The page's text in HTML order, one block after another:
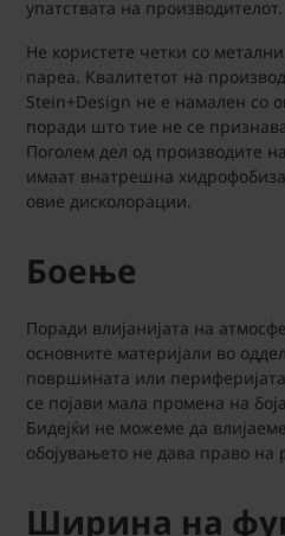
упатствата на производителот.
Не користете четки со
пареа. Квалитетот на
Stein+Design не е намален со
поради што тие не се
Поголем дел од производите
имаат внатрешна
овие дисколорации.
Боење
Поради влијанијата на
основните материјали во
површината или
се појави мала промена на
Бидејќи не можеме да
обојувањето не дава право на
Ширина на